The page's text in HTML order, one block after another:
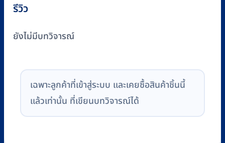
รีวิว
ยังไม่มีบทวิจารณ์
เฉพาะลูกค้าที่เข้าสู่ระบบ และเคยซื้อสินค้าชิ้นนี้
แล้วเท่านั้น ที่เขียนบทวิจารณ์ได้